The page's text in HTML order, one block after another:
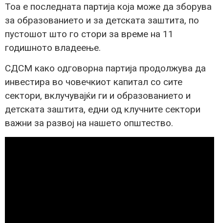
Тоа е последната партија која може да зборува
за образованието и за детската заштита, по
пустошот што го стори за време на 11
годишното владеење.
СДСМ како одговорна партија продолжува да
инвестира во човечкиот капитал со сите
сектори, вклучувајќи ги и образованието и
детската заштита, едни од клучните сектори
важни за развој на нашето општество.